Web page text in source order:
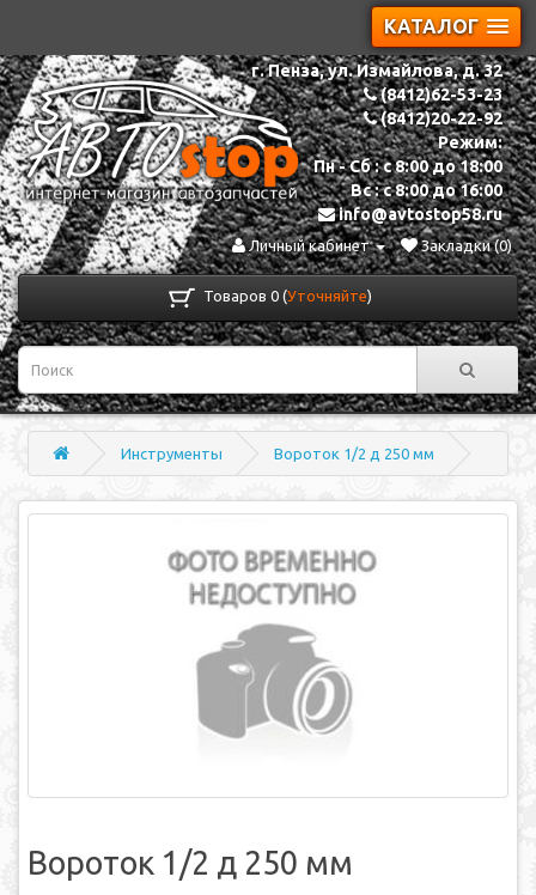
КАТАЛОГ
г. Пенза, ул. Измайлова, д. 32
(8412)62-53-23
(8412)20-22-92
Режим:
Пн - Сб : с 8:00 до 18:00
Вс : с 8:00 до 16:00
info@avtostop58.ru
Личный кабинет Закладки (0)
Товаров 0 (Уточняйте)
Инструменты Вороток 1/2 д 250 мм
Вороток 1/2 д 250 мм